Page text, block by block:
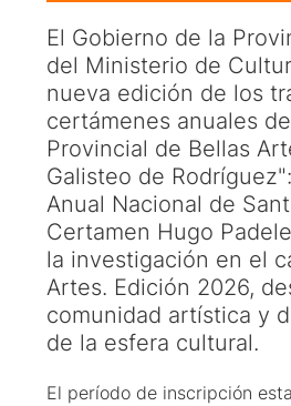
El Gobierno de la
del Ministerio de
nueva edición de los
certámenes anuales
Provincial de Bellas
Galisteo de
Anual Nacional de
Certamen Hugo
la investigación en el
Artes. Edición 2026,
comunidad artística y
de la esfera cultural.
El período de inscripción